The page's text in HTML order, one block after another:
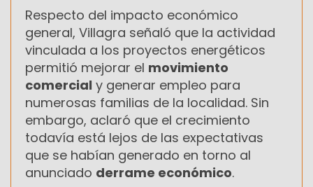
Respecto del impacto económico
general, Villagra señaló que la actividad
vinculada a los proyectos energéticos
permitió mejorar el movimiento
comercial y generar empleo para
numerosas familias de la localidad. Sin
embargo, aclaró que el crecimiento
todavía está lejos de las expectativas
que se habían generado en torno al
anunciado derrame económico.